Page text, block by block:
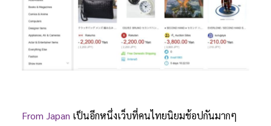
From Japan เป็นอีกหนึ่งเว็บที่คนไทยนิยมช้อปกันมากๆ